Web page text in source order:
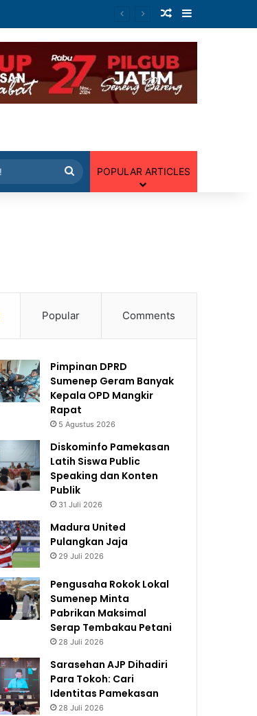
Artikel Random
berita
POPULAR ARTICLES
Popular Comments
Pimpinan DPRD
Sumenep Geram Banyak
Kepala OPD Mangkir
Rapat
5 Agustus 2026
Diskominfo Pamekasan
Latih Siswa Public
Speaking dan Konten
Publik
31 Juli 2026
Madura United
Pulangkan Jaja
29 Juli 2026
Pengusaha Rokok Lokal
Sumenep Minta
Pabrikan Maksimal
Serap Tembakau Petani
28 Juli 2026
Sarasehan AJP Dihadiri
Para Tokoh: Cari
Identitas Pamekasan
28 Juli 2026